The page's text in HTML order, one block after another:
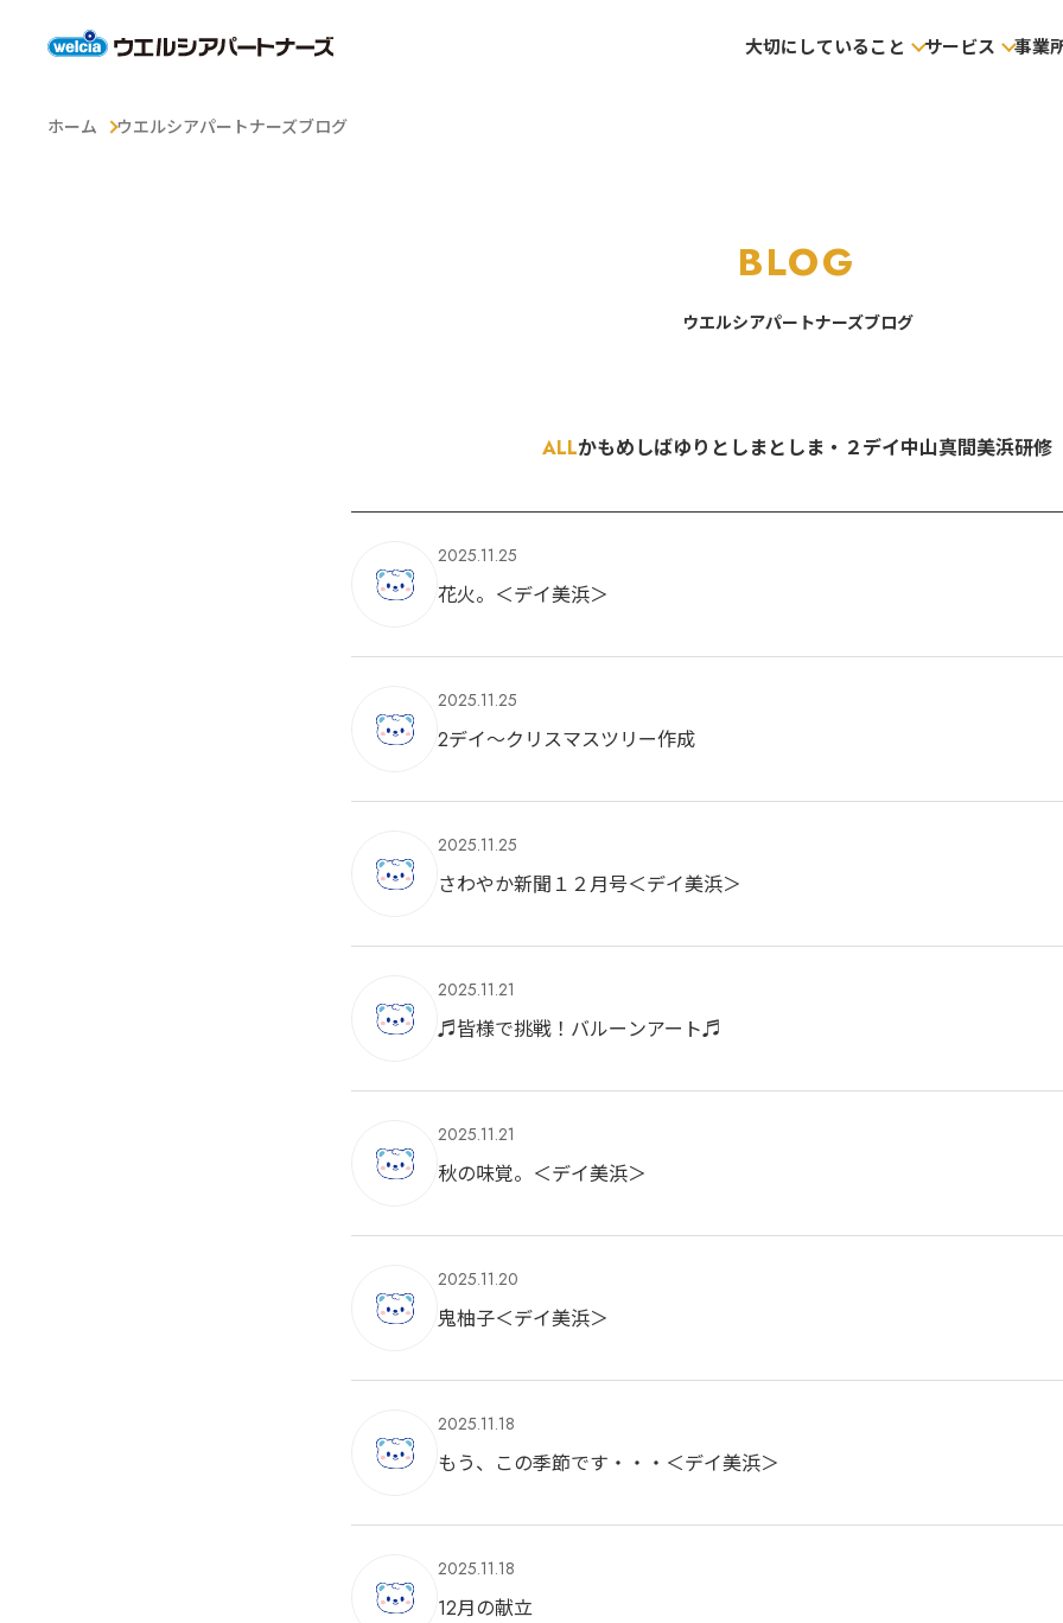
大切にしていること サービス 事業
ホーム ウエルシアパートナーズブログ
BLOG
ウエルシアパートナーズブログ
ALLかもめしばゆり としまとしま・２デイ中山真間美浜研修
2025.11.25
花火。＜デイ美浜＞
2025.11.25
2デイ～クリスマスツリー作成
2025.11.25
さわやか新聞１２月号＜デイ美浜＞
2025.11.21
♬皆様で挑戦！バルーンアート♬
2025.11.21
秋の味覚。＜デイ美浜＞
2025.11.20
鬼柚子＜デイ美浜＞
2025.11.18
もう、この季節です・・・＜デイ美浜＞
2025.11.18
12月の献立